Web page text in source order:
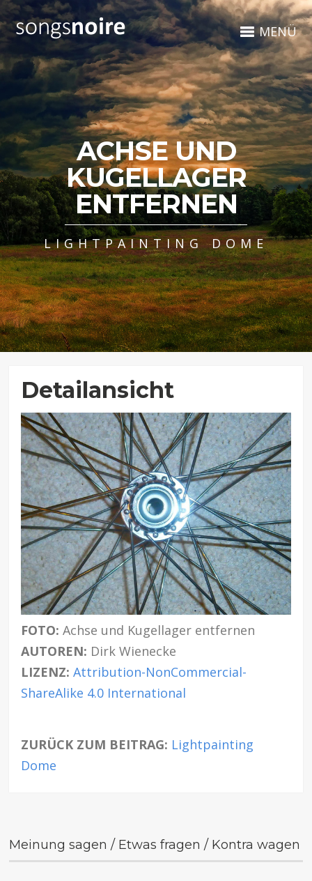
MENÜ
ACHSE UND
KUGELLAGER
ENTFERNEN
LIGHTPAINTING DOME
Detailansicht
FOTO: Achse und Kugellager entfernen
AUTOREN: Dirk Wienecke
LIZENZ: Attribution-NonCommercial-
ShareAlike 4.0 International
ZURÜCK ZUM BEITRAG: Lightpainting
Dome
Meinung sagen / Etwas fragen / Kontra wagen